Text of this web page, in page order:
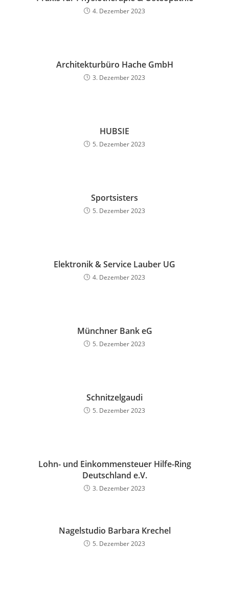
4. Dezember 2023
Architekturbüro Hache GmbH
3. Dezember 2023
HUBSIE
5. Dezember 2023
Sportsisters
5. Dezember 2023
Elektronik & Service Lauber UG
4. Dezember 2023
Münchner Bank eG
5. Dezember 2023
Schnitzelgaudi
5. Dezember 2023
Lohn- und Einkommensteuer Hilfe-Ring
Deutschland e.V.
3. Dezember 2023
Nagelstudio Barbara Krechel
5. Dezember 2023